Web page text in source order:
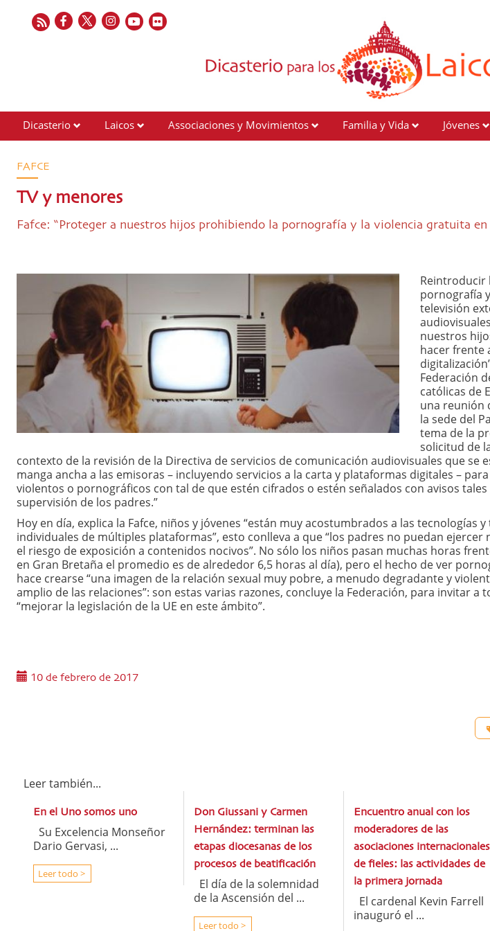
Dicasterio Laicos Associaciones y Movimientos Familia y Vida Jóvenes
FAFCE
TV y menores
Fafce: “Proteger a nuestros hijos prohibiendo la pornografía y la violencia gratuita
Reintroducir
pornografía
televisión
nuestros
hacer frente
Federación
católicas de
una reunión
la sede del
tema de la
solicitud de
contexto de la revisión de la Directiva de servicios de comunicación audiovisuales que se
manga ancha a las emisoras – incluyendo servicios a la carta y plataformas digitales –
violentos o pornográficos con tal de que estén cifrados o estén señalados con avisos
supervisión de los padres.”
Hoy en día, explica la Fafce, niños y jóvenes “están muy acostumbrados a las tecnologías
individuales de múltiples plataformas”, esto conlleva a que “los padres no puedan
el riesgo de exposición a contenidos nocivos”. No sólo los niños pasan muchas horas
en Gran Bretaña el promedio es de alrededor 6,5 horas al día), pero el hecho de ver
hace crearse “una imagen de la relación sexual muy pobre, a menudo degradante y
amplio de las relaciones”: son estas varias razones, concluye la Federación, para invitar a
“mejorar la legislación de la UE en este ámbito”.
10 de febrero de 2017
Leer también...
En el Uno somos uno
Su Excelencia Monseñor
Dario Gervasi, ...
Leer todo >
Don Giussani y Carmen
Hernández: terminan las
etapas diocesanas de los
procesos de beatificación
El día de la solemnidad
de la Ascensión del ...
Leer todo >
Encuentro anual con los
moderadores de las
asociaciones internacionales
de fieles: las actividades de
la primera jornada
El cardenal Kevin Farrell
inauguró el ...